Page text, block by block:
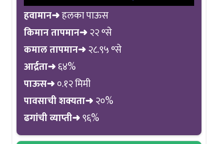
हवामान➜हलका पाऊस
किमान तापमान➜२२ °से
कमाल तापमान➜२८.९५ °से
आर्द्रता➜६४%
पाऊस➜०.१२ मिमी
पावसाची शक्यता➜२०%
ढगांची व्याप्ती➜९६%